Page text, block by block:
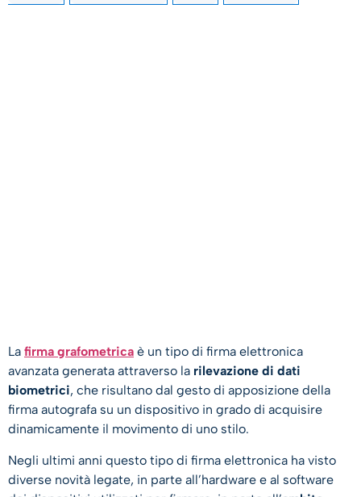
La firma grafometrica è un tipo di firma elettronica
avanzata generata attraverso la rilevazione di dati
biometrici, che risultano dal gesto di apposizione della
firma autografa su un dispositivo in grado di acquisire
dinamicamente il movimento di uno stilo.
Negli ultimi anni questo tipo di firma elettronica ha visto
diverse novità legate, in parte all’hardware e al software